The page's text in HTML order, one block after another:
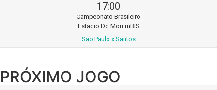
17:00
Campeonato Brasileiro
Estadio Do MorumBIS
Sao Paulo x Santos
PRÓXIMO JOGO